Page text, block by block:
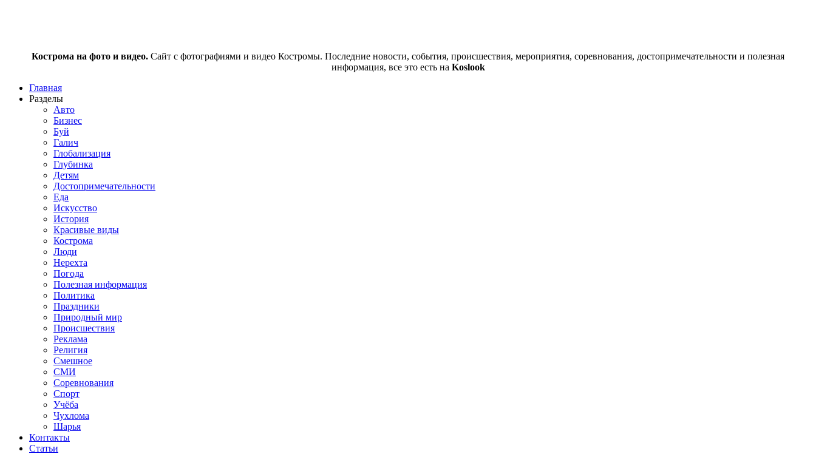
Кострома на фото и видео. Сайт с фотографиями и видео Костромы. Последние новости, события, происшествия, мероприятия, соревнования, достопримечательности и полезная
информация, все это есть на Koslook
Главная
Разделы
Авто
Бизнес
Буй
Галич
Глобализация
Глубинка
Детям
Достопримечательности
Еда
Искусство
История
Красивые виды
Кострома
Люди
Нерехта
Погода
Полезная информация
Политика
Праздники
Природный мир
Происшествия
Реклама
Религия
Смешное
СМИ
Соревнования
Спорт
Учёба
Чухлома
Шарья
Контакты
Статьи